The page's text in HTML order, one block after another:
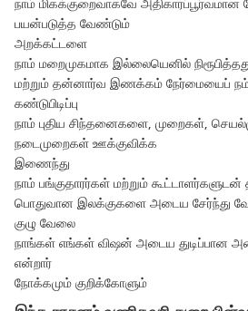
நாம் மிகக்குறைவாகவே
பயன்படுத்த வேண்டும்
அறக்கட்டளை
நாம் மறைமுகமாக இல்லையெனில்
மற்றும் தன்னார்வ இணக்கம் நேர்மையைப்
கண்டுபிடிப்பு
நாம் புதிய சிந்தனைகளை, முறைகள்,
நடைமுறைகள் ஊக்குவிக்க
இணைந்து
நாம் பங்குதாரர்கள் மற்றும்
பொதுவான இலக்குகளை அடைய சேர்ந்து
குழு வேலை
நாங்கள் எங்கள் விஷன் அடைய துடிப்பான
என்றார்
நோக்கமும் குறிக்கோளும்